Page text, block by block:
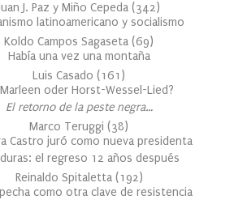
J. Paz y Miño Cepeda (342)
latinoamericano y socialismo
Koldo Campos Sagaseta (69)
Había una vez una montaña
Luis Casado (161 )
oder Horst-Wessel-Lied?
El retorno de la peste negra…
Marco Teruggi (38)
Castro juró como nueva presidenta
el regreso 12 años después
Reinaldo Spitaletta (192)
como otra clave de resistencia